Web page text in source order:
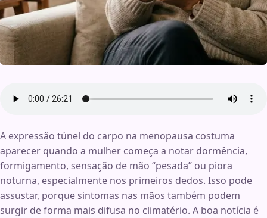
A expressão túnel do carpo na menopausa costuma
aparecer quando a mulher começa a notar dormência,
formigamento, sensação de mão “pesada” ou piora
noturna, especialmente nos primeiros dedos. Isso pode
assustar, porque sintomas nas mãos também podem
surgir de forma mais difusa no climatério. A boa notícia é